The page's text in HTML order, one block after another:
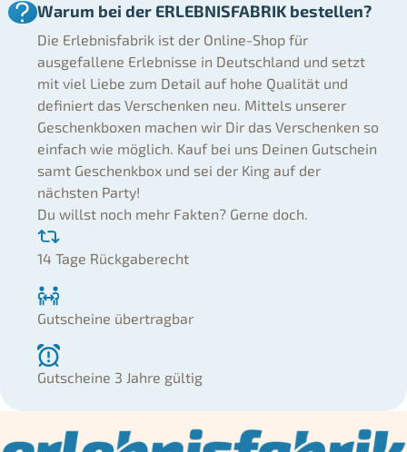
Warum bei der ERLEBNISFABRIK bestellen?
Die Erlebnisfabrik ist der Online-Shop für
ausgefallene Erlebnisse in Deutschland und setzt
mit viel Liebe zum Detail auf hohe Qualität und
definiert das Verschenken neu. Mittels unserer
Geschenkboxen machen wir Dir das Verschenken so
einfach wie möglich. Kauf bei uns Deinen Gutschein
samt Geschenkbox und sei der King auf der
nächsten Party!
Du willst noch mehr Fakten? Gerne doch.
14 Tage Rückgaberecht
Gutscheine übertragbar
Gutscheine 3 Jahre gültig